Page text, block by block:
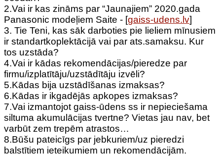
2.Vai ir kas zināms par “Jaunajiem” 2020.gada
Panasonic modeļiem Saite - [gaiss-udens.lv]
3. Tie Teni, kas sāk darboties pie lieliem mīnusiem
ir standartkoplektācijā vai par ats.samaksu. Kur
tos uzstāda?
4.Vai ir kādas rekomendācijas/pieredze par
firmu/izplatītāju/uzstādītāju izvēli?
5.Kādas bija uzstādīšanas izmaksas?
6.Kādas ir ikgadējās apkopes izmaksas?
7.Vai izmantojot gaiss-ūdens ss ir nepieciešama
siltuma akumulācijas tvertne? Vietas jau nav, bet
varbūt zem trepēm atrastos…
8.Būšu pateicīgs par jebkuriem/uz pieredzi
balstītiem ieteikumiem un rekomendācijām.